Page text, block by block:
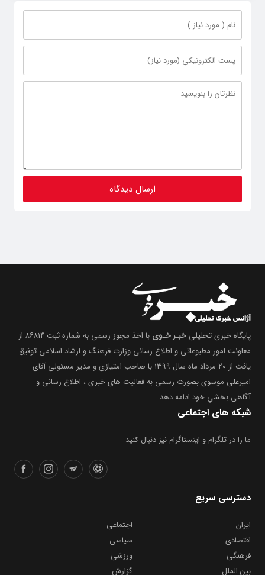
پایگاه خبری تحلیلیخبـر خـوی
معاونت امور مطبوعاتی و اطلاع رسانی وزارت فرهنگ و ارشاد اسلامی توفیق
یافت از ۲۰ مرداد ماه سال ۱۳۹۹ با صاحب امتیازی و مدیر مسئولی آقای
امیرعلی موسوی بصورت رسمی به فعالیت های خبری ، اطلاع رسانی و
آگاهی بخشیِ خود ادامه دهد .
شبکه های اجتماعی
اقتصادی
سیاسی
فرهنگی
ورزشی
بین الملل
گزارش
یادداشت